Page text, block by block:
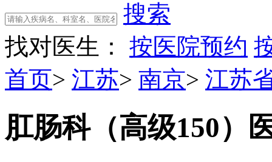
搜索
找对医生：
按医院预约
首页> 江苏> 南京> 江苏
肛肠科（高级150）